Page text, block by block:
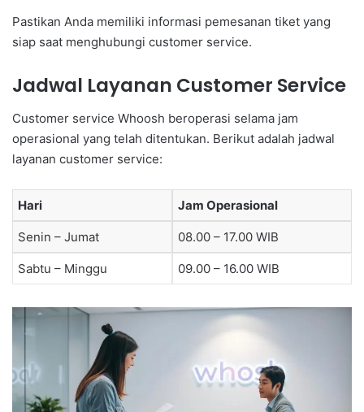
Pastikan Anda memiliki informasi pemesanan tiket yang
siap saat menghubungi customer service.
Jadwal Layanan Customer Service
Customer service Whoosh beroperasi selama jam
operasional yang telah ditentukan. Berikut adalah jadwal
layanan customer service:
Hari Jam Operasional
Senin – Jumat 08.00 – 17.00 WIB
Sabtu – Minggu 09.00 – 16.00 WIB